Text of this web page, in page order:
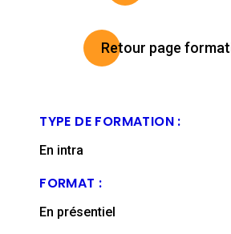
Retour page
TYPE DE FORMATION :
En intra
FORMAT :
En présentiel